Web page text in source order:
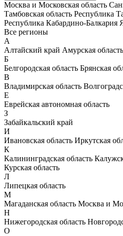
Москва и Московская область
Тамбовская область Республика
Республика Кабардино-Балкария
Все регионы
А
Алтайский край Амурская область
Б
Белгородская область Брянская
В
Владимирская область
Е
Еврейская автономная область
З
Забайкальский край
И
Ивановская область Иркутская
К
Калининградская область
Курская область
Л
Липецкая область
М
Магаданская область Москва и
Н
Нижегородская область
О